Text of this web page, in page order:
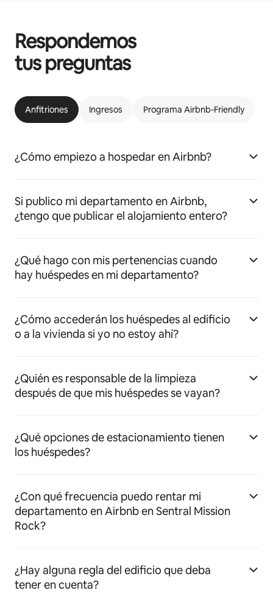
Respondemos
tus preguntas
Anfitriones Ingresos Programa Airbnb-Friendly
¿Cómo empiezo a hospedar en Airbnb?
Si publico mi departamento en Airbnb,
¿tengo que publicar el alojamiento entero?
¿Qué hago con mis pertenencias cuando
hay huéspedes en mi departamento?
¿Cómo accederán los huéspedes al edificio
o a la vivienda si yo no estoy ahí?
¿Quién es responsable de la limpieza
después de que mis huéspedes se vayan?
¿Qué opciones de estacionamiento tienen
los huéspedes?
¿Con qué frecuencia puedo rentar mi
departamento en Airbnb en Sentral Mission
Rock?
¿Hay alguna regla del edificio que deba
tener en cuenta?